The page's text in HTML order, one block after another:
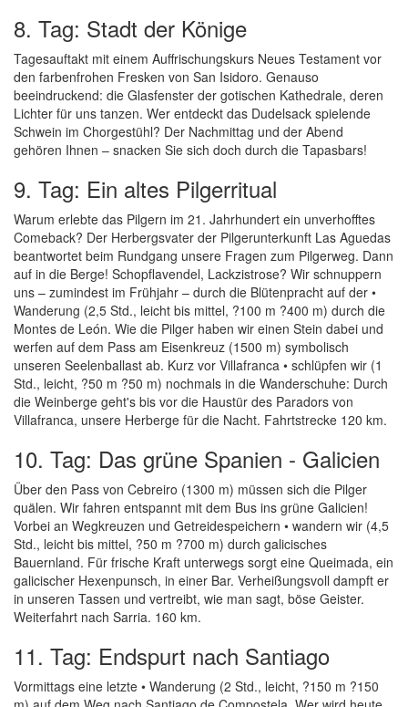
8. Tag: Stadt der Könige
Tagesauftakt mit einem Auffrischungskurs Neues Testament vor
den farbenfrohen Fresken von San Isidoro. Genauso
beeindruckend: die Glasfenster der gotischen Kathedrale, deren
Lichter für uns tanzen. Wer entdeckt das Dudelsack spielende
Schwein im Chorgestühl? Der Nachmittag und der Abend
gehören Ihnen – snacken Sie sich doch durch die Tapasbars!
9. Tag: Ein altes Pilgerritual
Warum erlebte das Pilgern im 21. Jahrhundert ein unverhofftes
Comeback? Der Herbergsvater der Pilgerunterkunft Las Aguedas
beantwortet beim Rundgang unsere Fragen zum Pilgerweg. Dann
auf in die Berge! Schopflavendel, Lackzistrose? Wir schnuppern
uns – zumindest im Frühjahr – durch die Blütenpracht auf der •
Wanderung (2,5 Std., leicht bis mittel, ?100 m ?400 m) durch die
Montes de León. Wie die Pilger haben wir einen Stein dabei und
werfen auf dem Pass am Eisenkreuz (1500 m) symbolisch
unseren Seelenballast ab. Kurz vor Villafranca • schlüpfen wir (1
Std., leicht, ?50 m ?50 m) nochmals in die Wanderschuhe: Durch
die Weinberge geht's bis vor die Haustür des Paradors von
Villafranca, unsere Herberge für die Nacht. Fahrtstrecke 120 km.
10. Tag: Das grüne Spanien - Galicien
Über den Pass von Cebreiro (1300 m) müssen sich die Pilger
quälen. Wir fahren entspannt mit dem Bus ins grüne Galicien!
Vorbei an Wegkreuzen und Getreidespeichern • wandern wir (4,5
Std., leicht bis mittel, ?50 m ?700 m) durch galicisches
Bauernland. Für frische Kraft unterwegs sorgt eine Queimada, ein
galicischer Hexenpunsch, in einer Bar. Verheißungsvoll dampft er
in unseren Tassen und vertreibt, wie man sagt, böse Geister.
Weiterfahrt nach Sarria. 160 km.
11. Tag: Endspurt nach Santiago
Vormittags eine letzte • Wanderung (2 Std., leicht, ?150 m ?150